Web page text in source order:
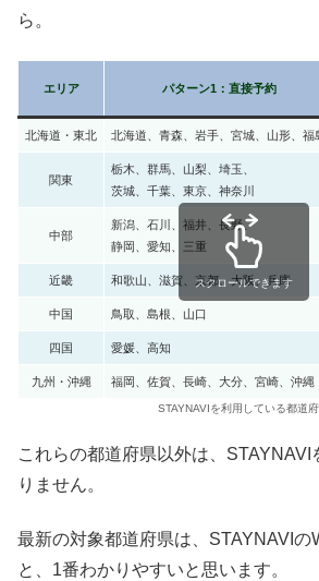
ら。
エリア パターン1：直接予約
北海道・東北 北海道、青森、岩手、宮城、山形、福
関東
栃木、群馬、山梨、埼玉、
茨城、千葉、東京、神奈川
中部
新潟、石川、福井、長野、
静岡、愛知、三重
近畿 和歌山、滋賀、京都、大阪、兵庫
中国 鳥取、島根、山口
四国 愛媛、高知
九州・沖縄 福岡、佐賀、長崎、大分、宮崎、沖縄
スクロールできます
STAYNAVIを利用している都道
これらの都道府県以外は、STAYNAVI
りません。
最新の対象都道府県は、STAYNAVIの
と、1番わかりやすいと思います。